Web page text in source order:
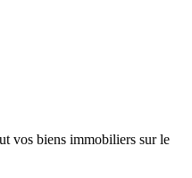
vos biens immobiliers sur le